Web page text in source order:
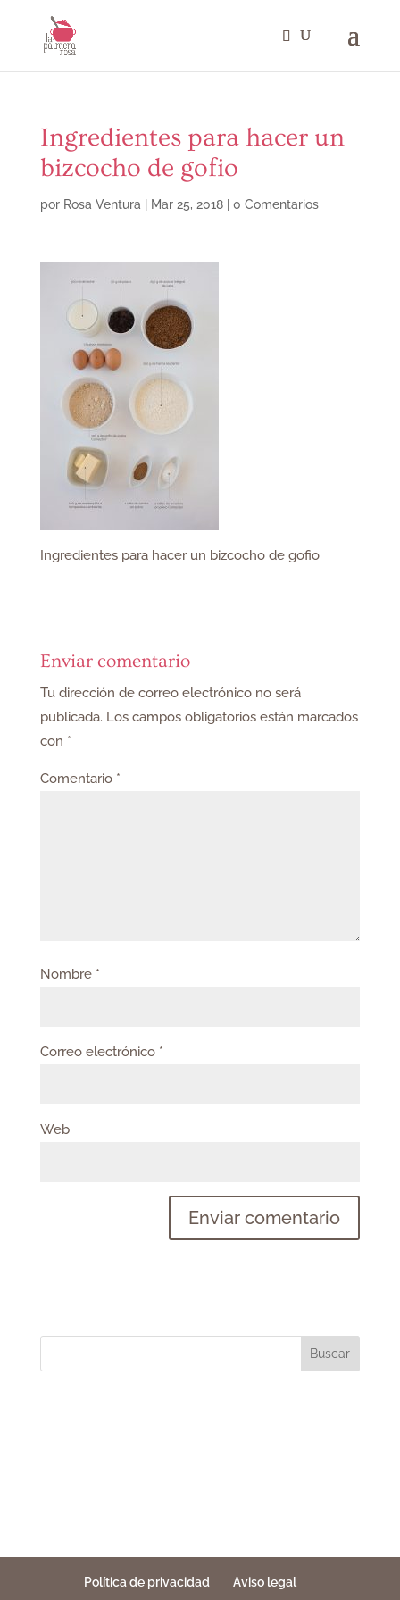
Ingredientes para hacer un
bizcocho de gofio
por Rosa Ventura Mar 25, 2018| 0 Comentarios
Ingredientes para hacer un bizcocho de gofio
Enviar comentario
Tu dirección de correo electrónico no será
publicada. Los campos obligatorios están marcados
con *
Comentario *
Nombre *
Correo electrónico *
Web
Buscar
Política de privacidad
Aviso legal